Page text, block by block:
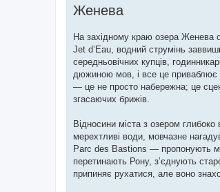
Женева
На західному краю озера Женева
Jet d’Eau, водний струмінь
середньовічних купців,
дюжиною мов, і все це приваблює
— це не просто набережна; це
згасаючих брижів.
Відносини міста з озером глибоко
мерехтливі води, мовчазне
Parc des Bastions — пропонують
перетинають Рону, з’єднують
припиняє рухатися, але воно